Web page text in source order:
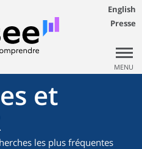
English
Presse
MENU
et
les plus fréquentes